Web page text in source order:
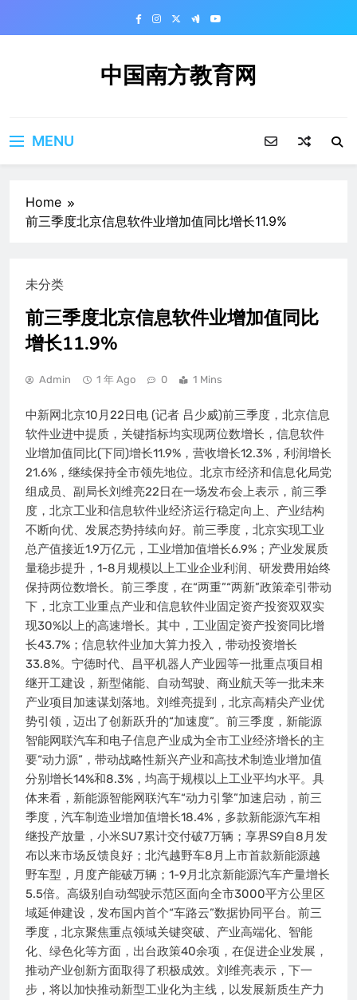
中国南方教育网
MENU
Home
前三季度北京信息软件业增加值同比增长11.9%
未分类
前三季度北京信息软件业增加值同比
增长11.9%
Admin 1 年 Ago 0 1 Mins
中新网北京10月22日电 (记者 吕少威)前三季度，北京信息
软件业进中提质，关键指标均实现两位数增长，信息软件
业增加值同比(下同)增长11.9%，营收增长12.3%，利润增长
21.6%，继续保持全市领先地位。北京市经济和信息化局党
组成员、副局长刘维亮22日在一场发布会上表示，前三季
度，北京工业和信息软件业经济运行稳定向上、产业结构
不断向优、发展态势持续向好。前三季度，北京实现工业
总产值接近1.9万亿元，工业增加值增长6.9%；产业发展质
量稳步提升，1-8月规模以上工业企业利润、研发费用始终
保持两位数增长。前三季度，在“两重”“两新”政策牵引带动
下，北京工业重点产业和信息软件业固定资产投资双双实
现30%以上的高速增长。其中，工业固定资产投资同比增
长43.7%；信息软件业加大算力投入，带动投资增长
33.8%。宁德时代、昌平机器人产业园等一批重点项目相
继开工建设，新型储能、自动驾驶、商业航天等一批未来
产业项目加速谋划落地。刘维亮提到，北京高精尖产业优
势引领，迈出了创新跃升的“加速度”。前三季度，新能源
智能网联汽车和电子信息产业成为全市工业经济增长的主
要“动力源”，带动战略性新兴产业和高技术制造业增加值
分别增长14%和8.3%，均高于规模以上工业平均水平。具
体来看，新能源智能网联汽车“动力引擎”加速启动，前三
季度，汽车制造业增加值增长18.4%，多款新能源汽车相
继投产放量，小米SU7累计交付破7万辆；享界S9自8月发
布以来市场反馈良好；北汽越野车8月上市首款新能源越
野车型，月度产能破万辆；1-9月北京新能源汽车产量增长
5.5倍。高级别自动驾驶示范区面向全市3000平方公里区
域延伸建设，发布国内首个“车路云”数据协同平台。前三
季度，北京聚焦重点领域关键突破、产业高端化、智能
化、绿色化等方面，出台政策40余项，在促进企业发展，
推动产业创新方面取得了积极成效。刘维亮表示，下一
步，将以加快推动新型工业化为主线，以发展新质生产力